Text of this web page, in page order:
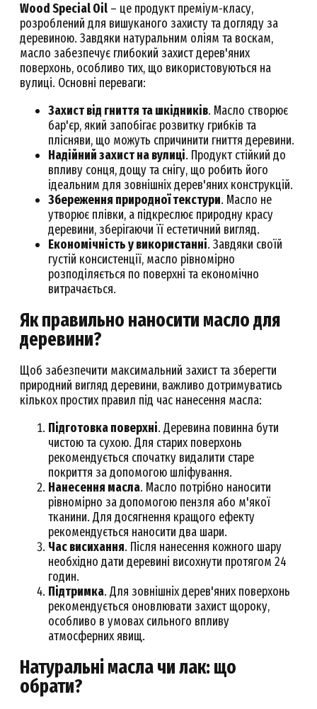
Wood Special Oil – це продукт преміум-класу,
розроблений для вишуканого захисту та догляду за
деревиною. Завдяки натуральним оліям та воскам,
масло забезпечує глибокий захист дерев'яних
поверхонь, особливо тих, що використовуються на
вулиці. Основні переваги:
Захист від гниття та шкідників. Масло створює
бар'єр, який запобігає розвитку грибків та
плісняви, що можуть спричинити гниття деревини.
Надійний захист на вулиці. Продукт стійкий до
впливу сонця, дощу та снігу, що робить його
ідеальним для зовнішніх дерев'яних конструкцій.
Збереження природної текстури. Масло не
утворює плівки, а підкреслює природну красу
деревини, зберігаючи її естетичний вигляд.
Економічність у використанні. Завдяки своїй
густій консистенції, масло рівномірно
розподіляється по поверхні та економічно
витрачається.
Як правильно наносити масло для
деревини?
Щоб забезпечити максимальний захист та зберегти
природний вигляд деревини, важливо дотримуватись
кількох простих правил під час нанесення масла:
Підготовка поверхні. Деревина повинна бути
чистою та сухою. Для старих поверхонь
рекомендується спочатку видалити старе
покриття за допомогою шліфування.
Нанесення масла. Масло потрібно наносити
рівномірно за допомогою пензля або м'якої
тканини. Для досягнення кращого ефекту
рекомендується наносити два шари.
Час висихання. Після нанесення кожного шару
необхідно дати деревині висохнути протягом 24
годин.
Підтримка. Для зовнішніх дерев'яних поверхонь
рекомендується оновлювати захист щороку,
особливо в умовах сильного впливу
атмосферних явищ.
Натуральні масла чи лак: що
обрати?